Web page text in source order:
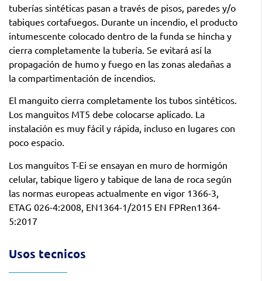
tuberías sintéticas pasan a través de pisos, paredes y/o
tabiques cortafuegos. Durante un incendio, el producto
intumescente colocado dentro de la funda se hincha y
cierra completamente la tubería. Se evitará así la
propagación de humo y fuego en las zonas aledañas a
la compartimentación de incendios.
El manguito cierra completamente los tubos sintéticos.
Los manguitos MT5 debe colocarse aplicado. La
instalación es muy fácil y rápida, incluso en lugares con
poco espacio.
Los manguitos T-Ei se ensayan en muro de hormigón
celular, tabique ligero y tabique de lana de roca según
las normas europeas actualmente en vigor 1366-3,
ETAG 026-4:2008, EN1364-1/2015 EN FPRen1364-
5:2017
Usos tecnicos